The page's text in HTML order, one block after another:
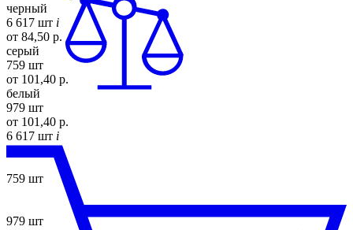
черный
6 617 шт i
от 84,50 р.
серый
759 шт
от 101,40 р.
белый
979 шт
от 101,40 р.
6 617 шт i
759 шт
979 шт